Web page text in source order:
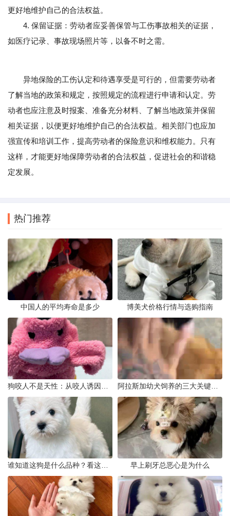
更好地维护自己的合法权益。
4. 保留证据：劳动者应妥善保管与工伤事故相关的证据，
如医疗记录、事故现场照片等，以备不时之需。
异地保险的工伤认定和待遇享受是可行的，但需要劳动者
了解当地的政策和规定，按照规定的流程进行申请和认定。劳
动者也应注意及时报案、准备充分材料、了解当地政策并保留
相关证据，以便更好地维护自己的合法权益。相关部门也应加
强宣传和培训工作，提高劳动者的保险意识和维权能力。只有
这样，才能更好地保障劳动者的合法权益，促进社会的和谐稳
定发展。
热门推荐
中国人的平均寿命是多少 博美犬价格行情与选购指南
早上刷牙总恶心是为什么